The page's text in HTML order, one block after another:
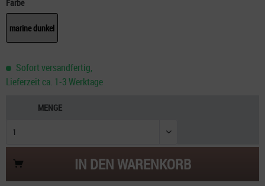
Farbe
marine dunkel
Sofort versandfertig,
Lieferzeit ca. 1-3 Werktage
MENGE
IN DENWARENKORB